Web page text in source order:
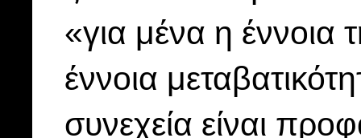
«για μένα η έννοια
έννοια
συνεχεία είναι